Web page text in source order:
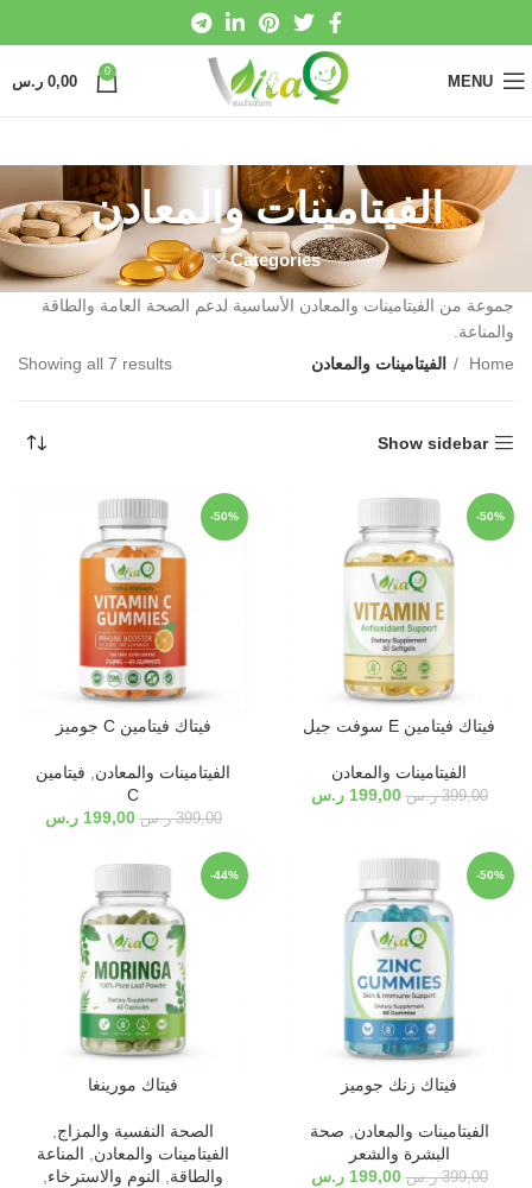
MENU
0
0,00 ر.س
الفيتامينات والمعادن
Categories
جموعة من الفيتامينات والمعادن الأساسية لدعم الصحة العامة والطاقة
والمناعة.
Home
الفيتامينات والمعادن Showing all 7 results
Show sidebar
-50%
فيتاك فيتامين E سوفت جيل
الفيتامينات والمعادن
399,00 ر.س 199,00 ر.س
-50%
فيتاك فيتامين C جوميز
الفيتامينات والمعادن
فيتامين
C
399,00 ر.س 199,00 ر.س
-50%
فيتاك زنك جوميز
الفيتامينات والمعادن
صحة
البشرة والشعر
399,00 ر.س 199,00 ر.س
-44%
فيتاك مورينغا
الصحة النفسية والمزاج
الفيتامينات والمعادن
المناعة
والطاقة
النوم والاسترخاء